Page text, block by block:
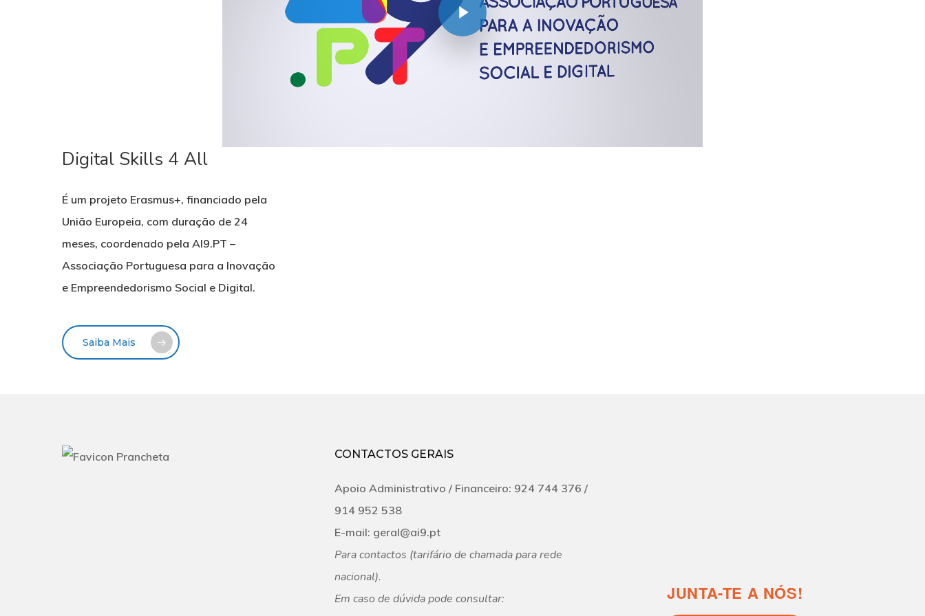
Digital Skills 4 All
É um projeto Erasmus+, financiado pela
União Europeia, com duração de 24
meses, coordenado pela AI9.PT –
Associação Portuguesa para a Inovação
e Empreendedorismo Social e Digital.
Saiba Mais
CONTACTOS GERAIS
Apoio Administrativo /Financeiro: 924 744 376 /
‭914 952 538‬
E-mail: geral@ai9.pt
Para contactos (tarifário de chamada para rede
nacional).
Em caso de dúvida pode consultar: